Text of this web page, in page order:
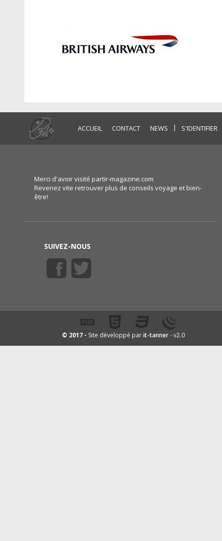
ACCUEIL CONTACT NEWS | S'IDENTIFIER
Merci d'avoir visité partir-magazine.com
Revenez vite retrouver plus de conseils voyage et bien-
être!
SUIVEZ-NOUS
© 2017 - Site développé parit-tanner- v2.0